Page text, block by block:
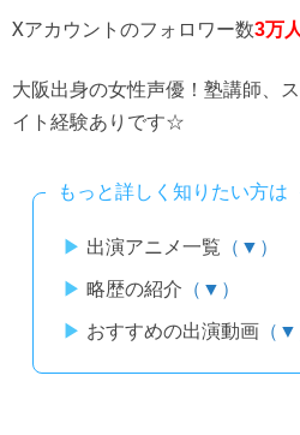
Xアカウントのフォロワー数3万
大阪出身の女性声優！塾講師、
イト経験ありです☆
もっと詳しく知りたい方は
出演アニメ一覧 （▼）
略歴の紹介 （▼）
おすすめの出演動画（▼